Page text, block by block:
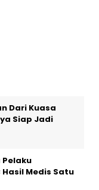
Dari Kuasa
Siap Jadi
Pelaku
Medis Satu